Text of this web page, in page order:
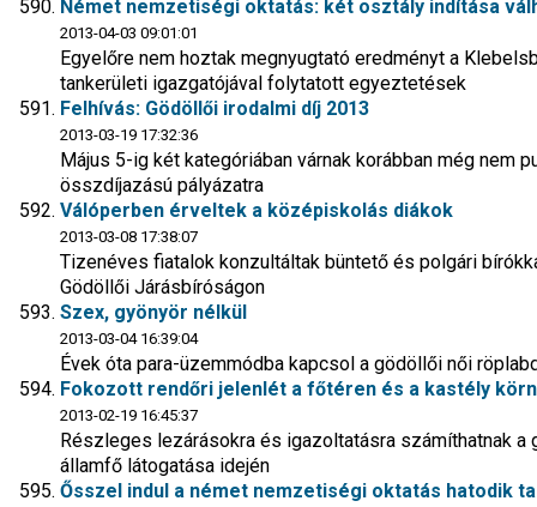
Német nemzetiségi oktatás: két osztály indítása
2013-04-03 09:01:01
Egyelőre nem hoztak megnyugtató eredményt a
tankerületi igazgatójával folytatott egyeztetések
Felhívás: Gödöllői irodalmi díj 2013
2013-03-19 17:32:36
Május 5-ig két kategóriában várnak korábban még nem
összdíjazású pályázatra
Válóperben érveltek a középiskolás diákok
2013-03-08 17:38:07
Tizenéves fiatalok konzultáltak büntető és polgári
Gödöllői Járásbíróságon
Szex, gyönyör nélkül
2013-03-04 16:39:04
Évek óta para-üzemmódba kapcsol a gödöllői női
Fokozott rendőri jelenlét a főtéren és a kastély
2013-02-19 16:45:37
Részleges lezárásokra és igazoltatásra számíthatnak a
államfő látogatása idején
Ősszel indul a német nemzetiségi oktatás hatodik